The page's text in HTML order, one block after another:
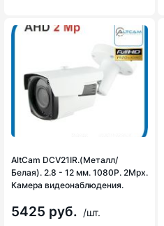
AltCam DCV21IR.(Металл/
Белая). 2.8 - 12 мм. 1080P. 2Mpx.
Камера видеонаблюдения.
5425 руб. /шт.